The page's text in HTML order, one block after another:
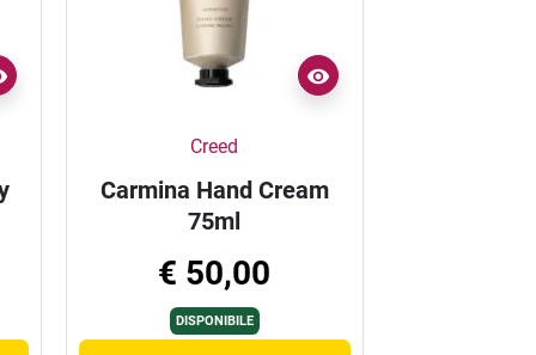
Creed
Carmina Hand Cream
75ml
€ 50,00
DISPONIBILE